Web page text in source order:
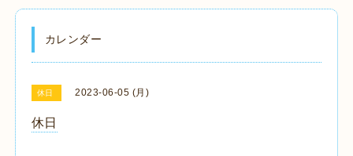
カレンダー
休日 2023-06-05 (月)
休日